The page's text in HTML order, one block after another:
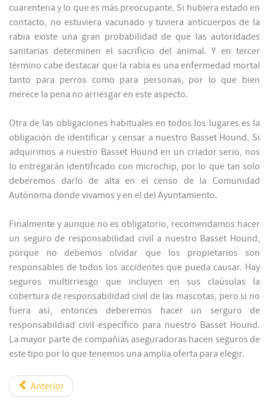
cuarentena y lo que es más preocupante. Si hubiera estado en
contacto, no estuviera vacunado y tuviera anticuerpos de la
rabia existe una gran probabilidad de que las autoridades
sanitarias determinen el sacrificio del animal. Y en tercer
término cabe destacar que la rabia es una enfermedad mortal
tanto para perros como para personas, por lo que bien
merece la pena no arriesgar en este aspecto.
Otra de las obligaciones habituales en todos los lugares es la
obligación de identificar y censar a nuestro Basset Hound. Si
adquirimos a nuestro Basset Hound en un criador serio, nos
lo entregarán identificado con microchip, por lo que tan solo
deberemos darlo de alta en el censo de la Comunidad
Autónoma donde vivamos y en el del Ayuntamiento.
Finalmente y aunque no es obligatorio, recomendamos hacer
un seguro de responsabilidad civil a nuestro Basset Hound,
porque no debemos olvidar que los propietarios son
responsables de todos los accidentes que pueda causar. Hay
seguros multirriesgo que incluyen en sus claúsulas la
cobertura de responsabilidad civil de las mascotas, pero si no
fuera así, entonces deberemos hacer un serguro de
responsabildiad civil específico para nuestro Basset Hound.
La mayor parte de compañias aseguradoras hacen seguros de
este tipo por lo que tenemos una amplia oferta para elegir.
Anterior